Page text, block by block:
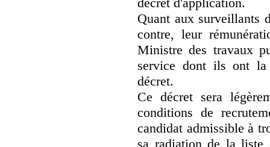
Quant aux surveillants
contre, leur
Ministre des travaux
service dont ils ont
décret.
Ce décret sera
conditions de
candidat admissible à
sa radiation de la liste